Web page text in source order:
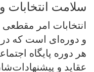
سلامت انتخابات
انتخابات امر
و دوره‌ای است که
هر دوره پایگاه
عقاید و